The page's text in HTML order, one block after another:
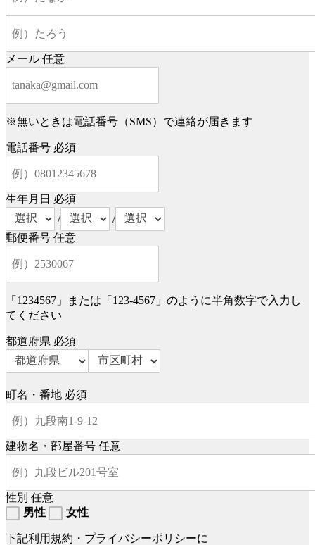
メール 任意
※無いときは電話番号（SMS）で連絡が届きます
電話番号 必須
生年月日 必須
/
/
郵便番号 任意
「1234567」または「123-4567」のように半角数字で入力し
てください
都道府県 必須
町名・番地 必須
建物名・部屋番号 任意
性別 任意
男性
女性
下記利用規約・プライバシーポリシーに